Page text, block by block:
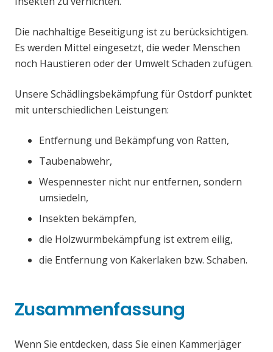
Die nachhaltige Beseitigung ist zu berücksichtigen.
Es werden Mittel eingesetzt, die weder Menschen
noch Haustieren oder der Umwelt Schaden zufügen.
Unsere Schädlingsbekämpfung für Ostdorf punktet
mit unterschiedlichen Leistungen:
Entfernung und Bekämpfung von Ratten,
Taubenabwehr,
Wespennester nicht nur entfernen, sondern
umsiedeln,
Insekten bekämpfen,
die Holzwurmbekämpfung ist extrem eilig,
die Entfernung von Kakerlaken bzw. Schaben.
Zusammenfassung
Wenn Sie entdecken, dass Sie einen Kammerjäger